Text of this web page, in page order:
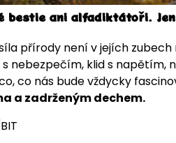
bestie ani alfadiktátoři.
přírody není v jejích
nebezpečím, klid s napětím,
co nás bude vždycky
a zadrženým dechem.